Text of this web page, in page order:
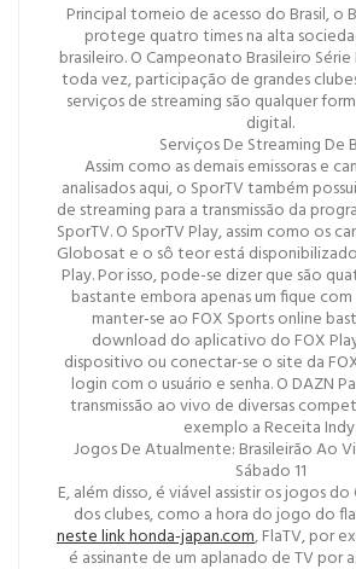
Principal torneio de acesso do Brasil, o
protege quatro times na alta
brasileiro. O Campeonato Brasileiro
toda vez, participação de grandes
serviços de streaming são qualquer
digital.
Serviços De Streaming De
Assim como as demais emissoras e
analisados aqui, o SporTV também
de streaming para a transmissão da
SporTV. O SporTV Play, assim como os
Globosat e o sô teor está
Play. Por isso, pode-se dizer que são
bastante embora apenas um fique
manter-se ao FOX Sports online
download do aplicativo do FOX
dispositivo ou conectar-se o site da
login com o usuário e senha. O DAZN
transmissão ao vivo de diversas
exemplo a Receita Indy.
Jogos De Atualmente: Brasileirão Ao
Sábado 11
E, além disso, é viável assistir os jogos do
dos clubes, como a hora do jogo do
neste link honda-japan.com, FlaTV, por
é assinante de um aplanado de TV por